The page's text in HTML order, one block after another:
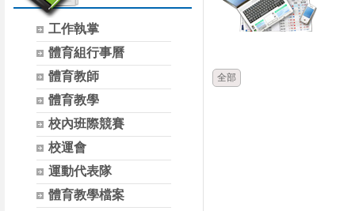
工作執掌
體育組行事曆
體育教師
體育教學
校內班際競賽
校運會
運動代表隊
體育教學檔案
全部